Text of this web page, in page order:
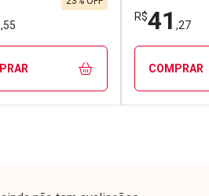
,55
R$41 ,27
COMPRAR